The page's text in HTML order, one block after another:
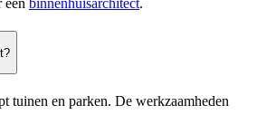
een binnenhuisarchitect.
tuinen en parken. De werkzaamheden